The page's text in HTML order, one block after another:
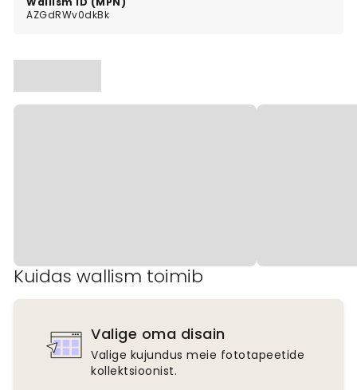
AZGdRWv0dkBk
Kuidas wallism toimib
Valige oma disain
Valige kujundus meie fototapeetide
kollektsioonist.